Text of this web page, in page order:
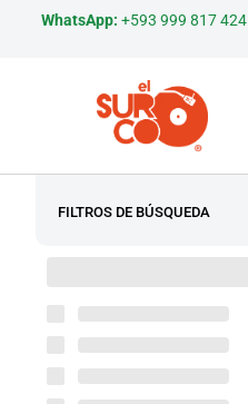
WhatsApp: +593 999 817 424
FILTROS DE BÚSQUEDA